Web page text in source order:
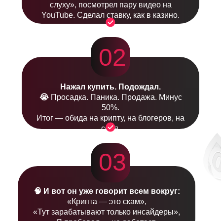
слуху», посмотрел пару видео на
YouTube. Сделал ставку, как в казино.
Нажал купить. Подождал.
😭 Просадка. Паника. Продажа. Минус
50%.
Итог — обида на крипту, на блогеров, на
себя.
02
🧠 И вот он уже говорит всем вокруг:
«Крипта — это скам»,
«Тут зарабатывают только инсайдеры»,
03